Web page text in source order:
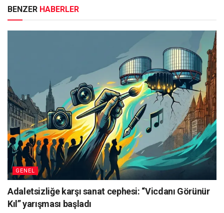
BENZER HABERLER
GENEL
Adaletsizliğe karşı sanat cephesi: “Vicdanı Görünür
Kıl” yarışması başladı